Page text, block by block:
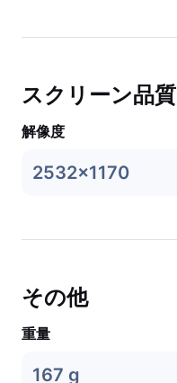
スクリーン品質
解像度
2532x1170
その他
重量
167 g